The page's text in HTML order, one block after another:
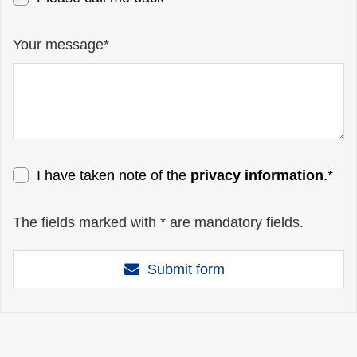
Your message*
I have taken note of the privacy information.*
The fields marked with * are mandatory fields.
Submit form